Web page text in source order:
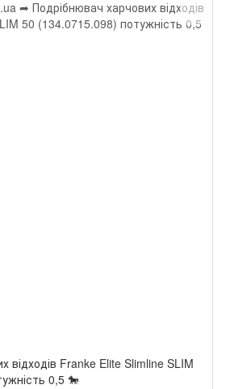
відходів Franke Elite Slimline SLIM
0,5 🐎